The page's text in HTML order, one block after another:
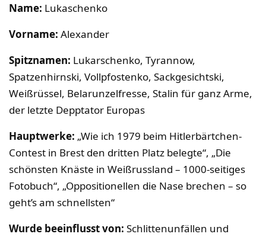
Name: Lukaschenko
Vorname: Alexander
Spitznamen: Lukarschenko, Tyrannow,
Spatzenhirnski, Vollpfostenko, Sackgesichtski,
Weißrüssel, Belarunzelfresse, Stalin für ganz Arme,
der letzte Depptator Europas
Hauptwerke: „Wie ich 1979 beim Hitlerbärtchen-
Contest in Brest den dritten Platz belegte“, „Die
schönsten Knäste in Weißrussland – 1000-seitiges
Fotobuch“, „Oppositionellen die Nase brechen – so
geht’s am schnellsten“
Wurde beeinflusst von: Schlittenunfällen und